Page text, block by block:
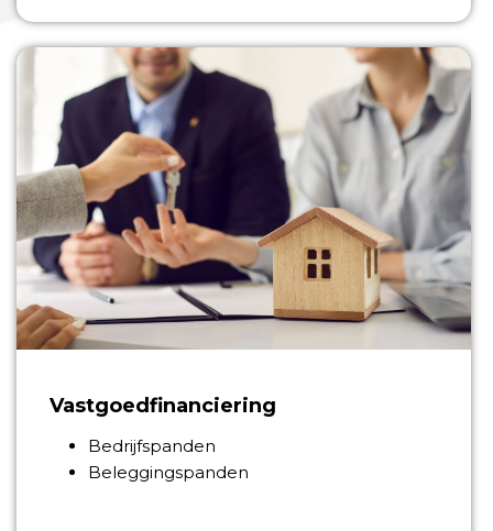
Vastgoedfinanciering
Bedrijfspanden
Beleggingspanden